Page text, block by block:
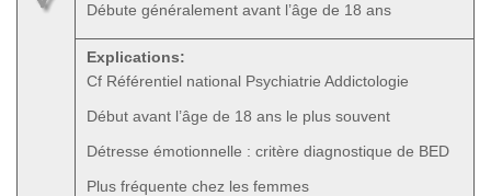
Débute généralement avant l’âge de 18 ans
Explications:
Cf Référentiel national Psychiatrie Addictologie
Début avant l’âge de 18 ans le plus souvent
Détresse émotionnelle : critère diagnostique de BED
Plus fréquente chez les femmes